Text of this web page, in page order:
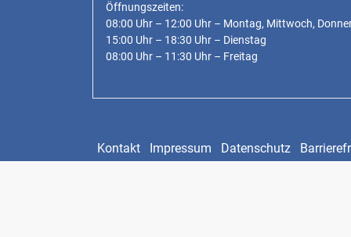
Öffnungszeiten:
08:00 Uhr – 12:00 Uhr – Montag, Mittwoch,
15:00 Uhr – 18:30 Uhr – Dienstag
08:00 Uhr – 11:30 Uhr – Freitag
Kontakt Impressum Datenschutz